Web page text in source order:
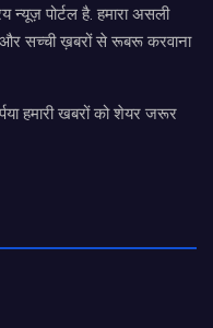
पोर्टल है. हमारा असली
सच्ची ख़बरों से रूबरू करवाना
हमारी खबरों को शेयर जरूर